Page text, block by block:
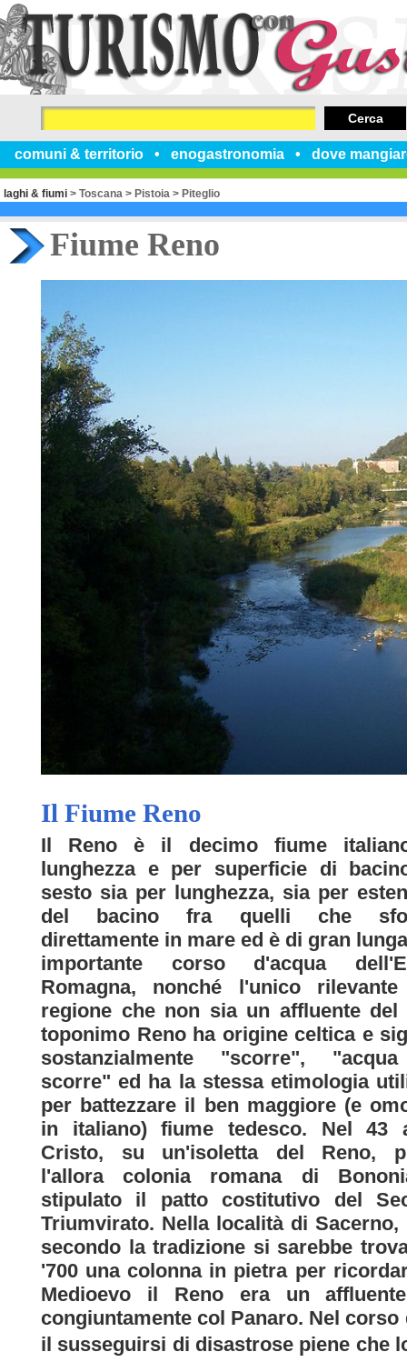
comuni & territorio enogastronomia dove
Cerca
laghi & fiumi > Toscana > Pistoia > Piteglio
Fiume Reno
Il Fiume Reno
Il Reno è il decimo fiume
lunghezza e per superficie di
sesto sia per lunghezza, sia per
del bacino fra quelli che
direttamente in mare ed è di gran
importante corso d'acqua
Romagna, nonché l'unico
regione che non sia un affluente del
toponimo Reno ha origine celtica e
sostanzialmente "scorre",
scorre" ed ha la stessa etimologia
per battezzare il ben maggiore (e
in italiano) fiume tedesco. Nel 43
Cristo, su un'isoletta del Reno,
l'allora colonia romana di
stipulato il patto costitutivo del
Triumvirato. Nella località di Sacerno,
secondo la tradizione si sarebbe
'700 una colonna in pietra per
Medioevo il Reno era un
congiuntamente col Panaro. Nel
il susseguirsi di disastrose piene che